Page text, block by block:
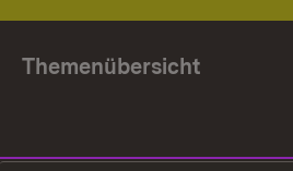
Themenübersicht